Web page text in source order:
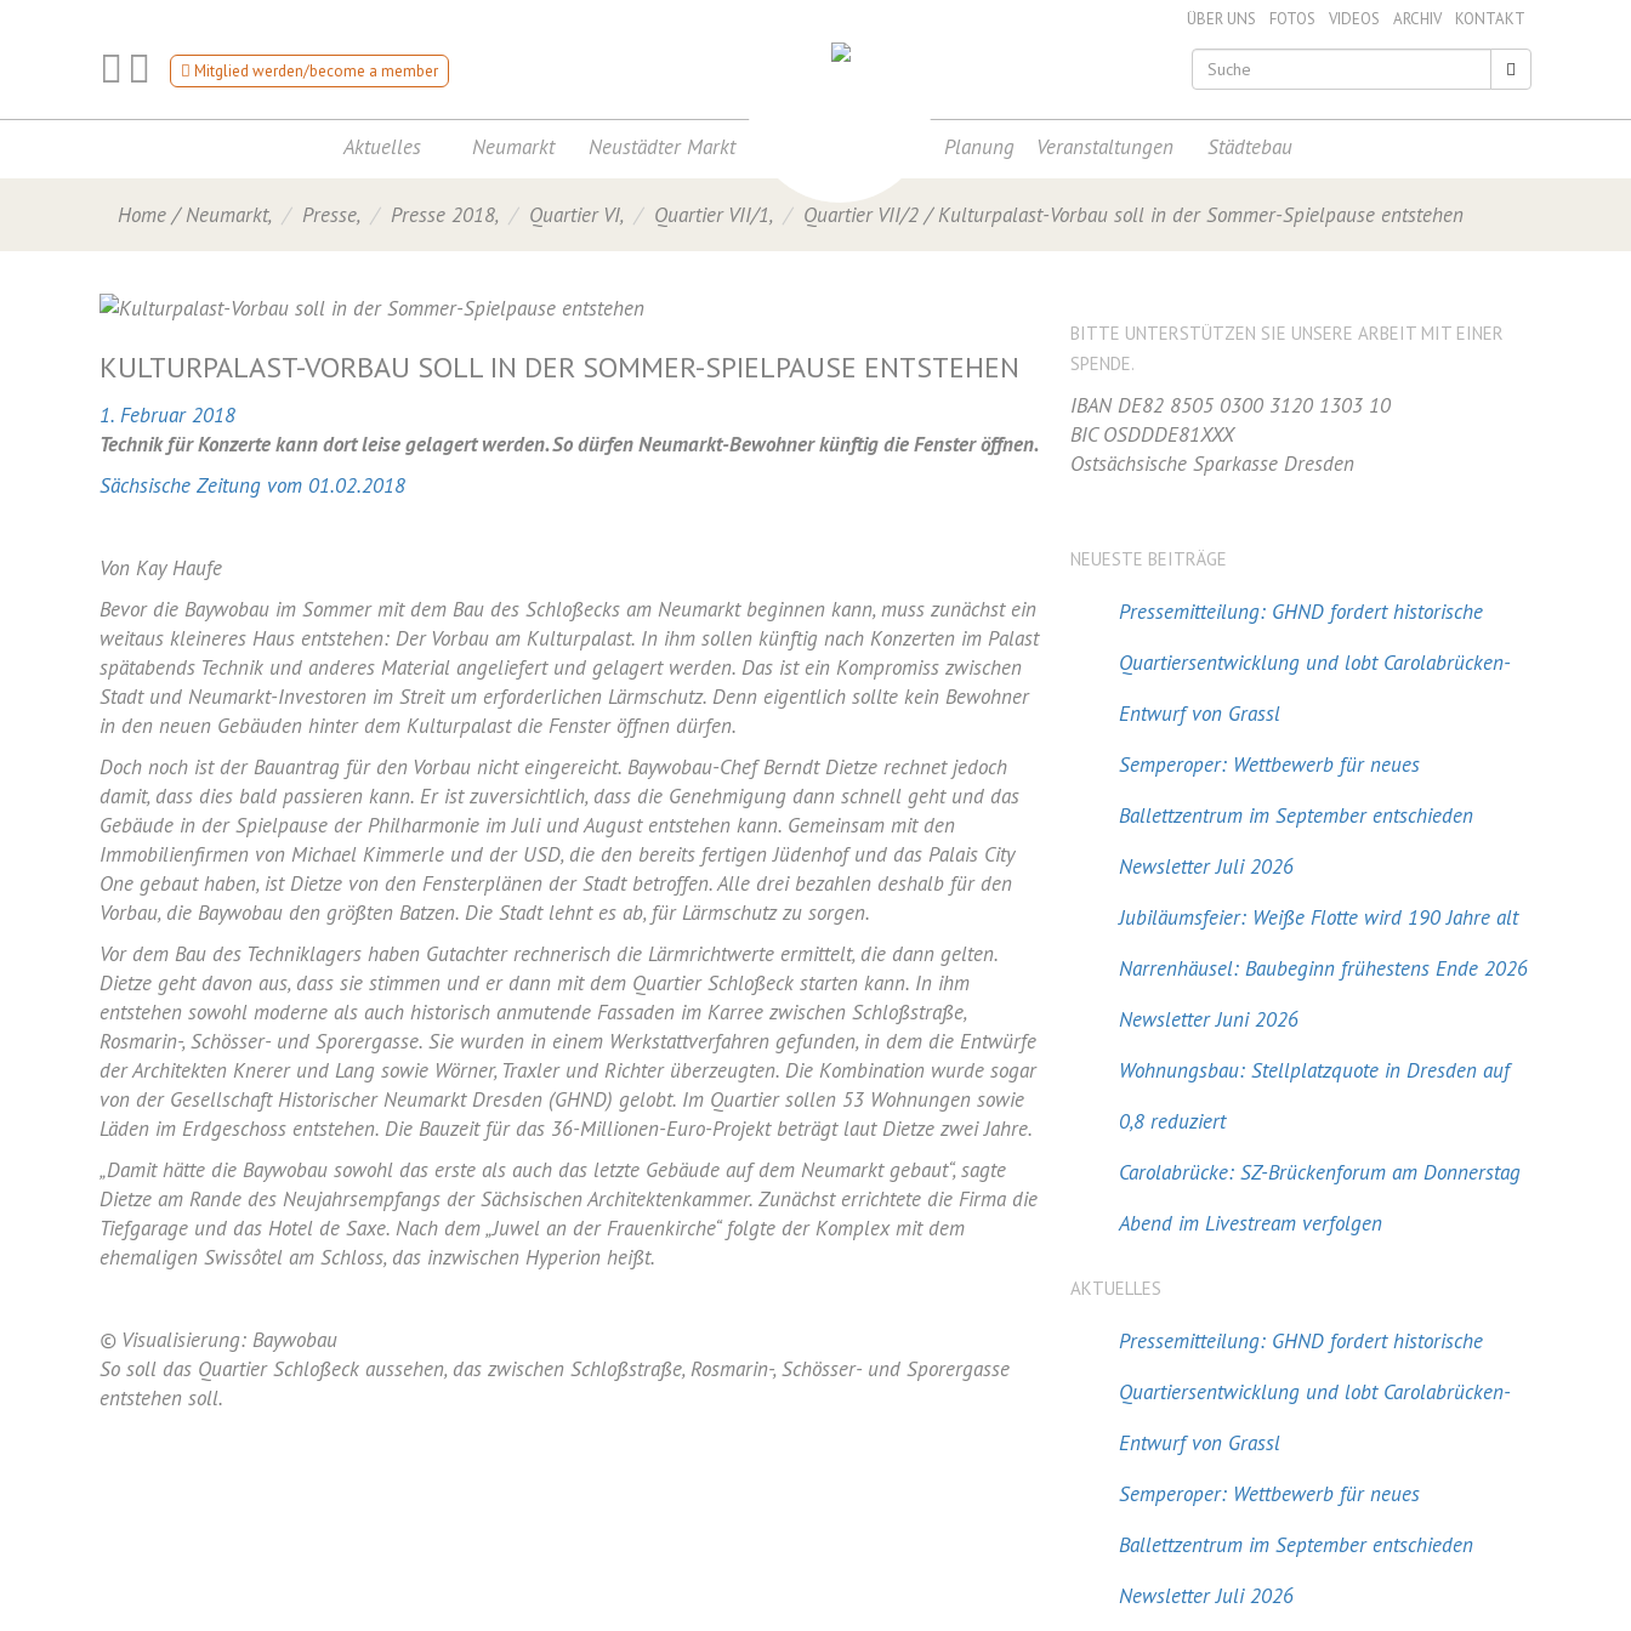
ÜBER UNS FOTOS VIDEOS ARCHIV KONTAKT
Mitglied werden/become a member
Aktuelles Neumarkt Neustädter Markt Planung Veranstaltungen Städtebau
Home / Neumarkt, Presse, Presse 2018, Quartier VI, Quartier VII/1, Quartier VII/2 / Kulturpalast-Vorbau soll in der Sommer-Spielpause entstehen
KULTURPALAST-VORBAU SOLL IN DER SOMMER-SPIELPAUSE ENTSTEHEN
1. Februar 2018
Technik für Konzerte kann dort leise gelagert werden. So dürfen Neumarkt-Bewohner künftig die Fenster öffnen.
Sächsische Zeitung vom 01.02.2018
Von Kay Haufe
Bevor die Baywobau im Sommer mit dem Bau des Schloßecks am Neumarkt beginnen kann, muss zunächst ein
weitaus kleineres Haus entstehen: Der Vorbau am Kulturpalast. In ihm sollen künftig nach Konzerten im Palast
spätabends Technik und anderes Material angeliefert und gelagert werden. Das ist ein Kompromiss zwischen
Stadt und Neumarkt-Investoren im Streit um erforderlichen Lärmschutz. Denn eigentlich sollte kein Bewohner
in den neuen Gebäuden hinter dem Kulturpalast die Fenster öffnen dürfen.
Doch noch ist der Bauantrag für den Vorbau nicht eingereicht. Baywobau-Chef Berndt Dietze rechnet jedoch
damit, dass dies bald passieren kann. Er ist zuversichtlich, dass die Genehmigung dann schnell geht und das
Gebäude in der Spielpause der Philharmonie im Juli und August entstehen kann. Gemeinsam mit den
Immobilienfirmen von Michael Kimmerle und der USD, die den bereits fertigen Jüdenhof und das Palais City
One gebaut haben, ist Dietze von den Fensterplänen der Stadt betroffen. Alle drei bezahlen deshalb für den
Vorbau, die Baywobau den größten Batzen. Die Stadt lehnt es ab, für Lärmschutz zu sorgen.
Vor dem Bau des Techniklagers haben Gutachter rechnerisch die Lärmrichtwerte ermittelt, die dann gelten.
Dietze geht davon aus, dass sie stimmen und er dann mit dem Quartier Schloßeck starten kann. In ihm
entstehen sowohl moderne als auch historisch anmutende Fassaden im Karree zwischen Schloßstraße,
Rosmarin-, Schösser- und Sporergasse. Sie wurden in einem Werkstattverfahren gefunden, in dem die Entwürfe
der Architekten Knerer und Lang sowie Wörner, Traxler und Richter überzeugten. Die Kombination wurde sogar
von der Gesellschaft Historischer Neumarkt Dresden (GHND) gelobt. Im Quartier sollen 53 Wohnungen sowie
Läden im Erdgeschoss entstehen. Die Bauzeit für das 36-Millionen-Euro-Projekt beträgt laut Dietze zwei Jahre.
„Damit hätte die Baywobau sowohl das erste als auch das letzte Gebäude auf dem Neumarkt gebaut“, sagte
Dietze am Rande des Neujahrsempfangs der Sächsischen Architektenkammer. Zunächst errichtete die Firma die
Tiefgarage und das Hotel de Saxe. Nach dem „Juwel an der Frauenkirche“ folgte der Komplex mit dem
ehemaligen Swissôtel am Schloss, das inzwischen Hyperion heißt.
© Visualisierung: Baywobau
So soll das Quartier Schloßeck aussehen, das zwischen Schloßstraße, Rosmarin-, Schösser- und Sporergasse
entstehen soll.
BITTE UNTERSTÜTZEN SIE UNSERE ARBEIT MIT EINER
SPENDE.
IBAN DE82 8505 0300 3120 1303 10
BIC OSDDDE81XXX
Ostsächsische Sparkasse Dresden
NEUESTE BEITRÄGE
Pressemitteilung: GHND fordert historische
Quartiersentwicklung und lobt Carolabrücken-
Entwurf von Grassl
Semperoper: Wettbewerb für neues
Ballettzentrum im September entschieden
Newsletter Juli 2026
Jubiläumsfeier: Weiße Flotte wird 190 Jahre alt
Narrenhäusel: Baubeginn frühestens Ende 2026
Newsletter Juni 2026
Wohnungsbau: Stellplatzquote in Dresden auf
0,8 reduziert
Carolabrücke: SZ-Brückenforum am Donnerstag
Abend im Livestream verfolgen
AKTUELLES
Pressemitteilung: GHND fordert historische
Quartiersentwicklung und lobt Carolabrücken-
Entwurf von Grassl
Semperoper: Wettbewerb für neues
Ballettzentrum im September entschieden
Newsletter Juli 2026